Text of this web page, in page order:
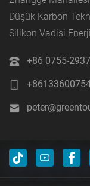
Düşük Karbon
Silikon Vadisi
+86 0755-